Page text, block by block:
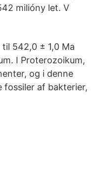
milióny let. V
542,0 ± 1,0 Ma
I Proterozoikum,
og i denne
af bakterier,